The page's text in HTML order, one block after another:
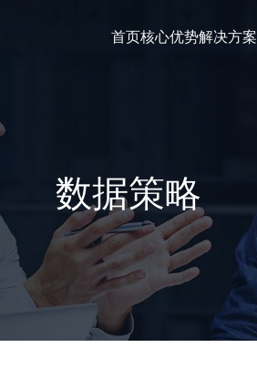
首页核心优势解决方案
数据策略